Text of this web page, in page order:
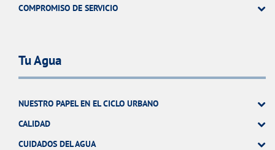
COMPROMISO DE SERVICIO
Tu Agua
NUESTRO PAPEL EN EL CICLO URBANO
CALIDAD
CUIDADOS DEL AGUA